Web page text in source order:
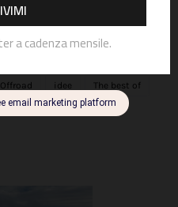
GIRI IN MOTO
Offroad idee The best of